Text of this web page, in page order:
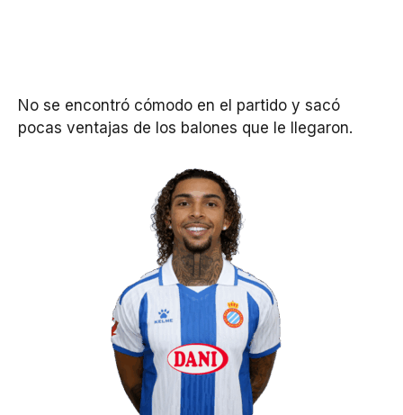
No se encontró cómodo en el partido y sacó
pocas ventajas de los balones que le llegaron.